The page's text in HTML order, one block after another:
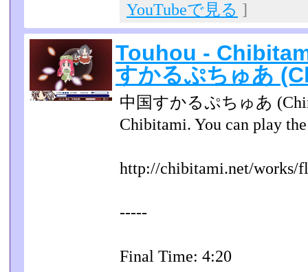
YouTubeで見る ]
Touhou -
すかるぷちゅあ
中国すかるぷちゅあ
Chibitami. You can play
http://chibitami.net/works/
-----
Final Time: 4:20